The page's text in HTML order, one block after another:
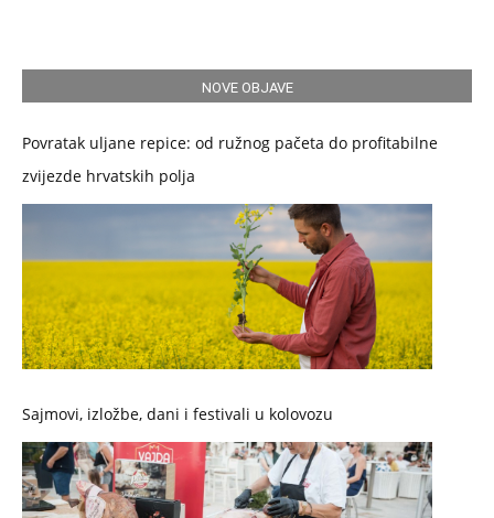
NOVE OBJAVE
Povratak uljane repice: od ružnog pačeta do profitabilne
zvijezde hrvatskih polja
Sajmovi, izložbe, dani i festivali u kolovozu